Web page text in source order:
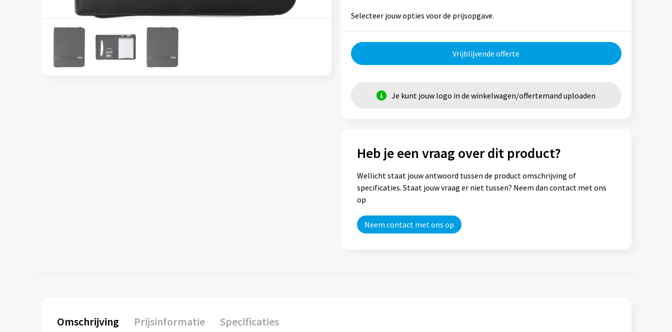
Selecteer jouw opties voor de prijsopgave.
Vrijblijvende offerte
Je kunt jouw logo in de winkelwagen/offertemand uploaden
Heb je een vraag over dit product?
Wellicht staat jouw antwoord tussen de product omschrijving of
specificaties. Staat jouw vraag er niet tussen? Neem dan contact met ons
op
Neem contact met ons op
Omschrijving Prijsinformatie Specificaties